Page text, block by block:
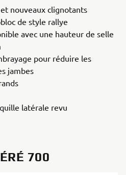
nouveaux clignotants
de style rallye
avec une hauteur de selle
pour réduire les
jambes
latérale revu
700